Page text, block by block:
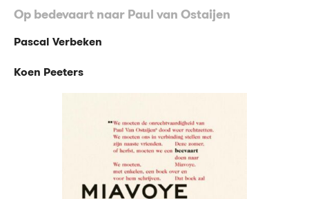
Gratis
retourneren
Op bedevaart naar Paul van Ostaijen
Pascal Verbeken
Koen Peeters